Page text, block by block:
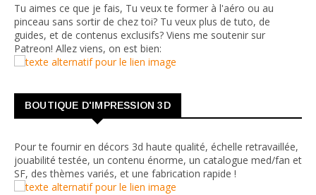
Tu aimes ce que je fais, Tu veux te former à l'aéro ou au
pinceau sans sortir de chez toi? Tu veux plus de tuto, de
guides, et de contenus exclusifs? Viens me soutenir sur
Patreon! Allez viens, on est bien:
BOUTIQUE D'IMPRESSION 3D
Pour te fournir en décors 3d haute qualité, échelle retravaillée,
jouabilité testée, un contenu énorme, un catalogue med/fan et
SF, des thèmes variés, et une fabrication rapide !